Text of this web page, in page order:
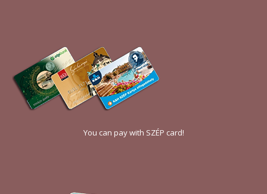
You can pay with SZÉP card!